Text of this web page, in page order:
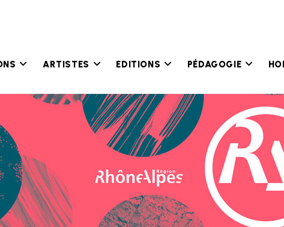
ARTISTES EDITIONS PÉDAGOGIE